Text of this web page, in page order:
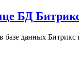
БД
данных Битрикс